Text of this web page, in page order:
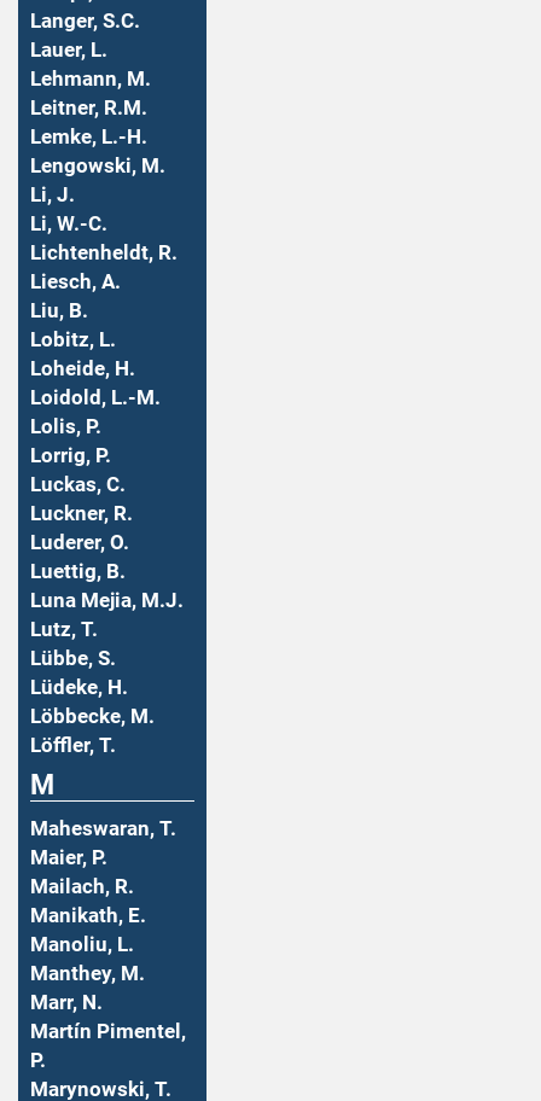
Langer, S.C.
Lauer, L.
Lehmann, M.
Leitner, R.M.
Lemke, L.-H.
Lengowski, M.
Li, J.
Li, W.-C.
Lichtenheldt, R.
Liesch, A.
Liu, B.
Lobitz, L.
Loheide, H.
Loidold, L.-M.
Lolis, P.
Lorrig, P.
Luckas, C.
Luckner, R.
Luderer, O.
Luettig, B.
Luna Mejia, M.J.
Lutz, T.
Lübbe, S.
Lüdeke, H.
Löbbecke, M.
Löffler, T.
M
Maheswaran, T.
Maier, P.
Mailach, R.
Manikath, E.
Manoliu, L.
Manthey, M.
Marr, N.
Martín Pimentel,
P.
Marynowski, T.